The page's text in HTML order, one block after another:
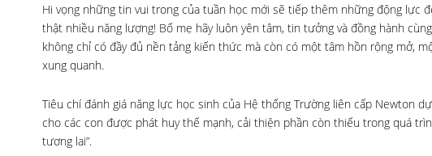
Hi vọng những tin vui trong của tuần học mới sẽ tiếp thêm những động lực
thật nhiều năng lượng! Bố mẹ hãy luôn yên tâm, tin tưởng và đồng hành
không chỉ có đầy đủ nền tảng kiến thức mà còn có một tâm hồn rộng mở,
xung quanh.
Tiêu chí đánh giá năng lực học sinh của Hệ thống Trường liên cấp Newton
cho các con được phát huy thế mạnh, cải thiện phần còn thiếu trong quá
tương lai”.